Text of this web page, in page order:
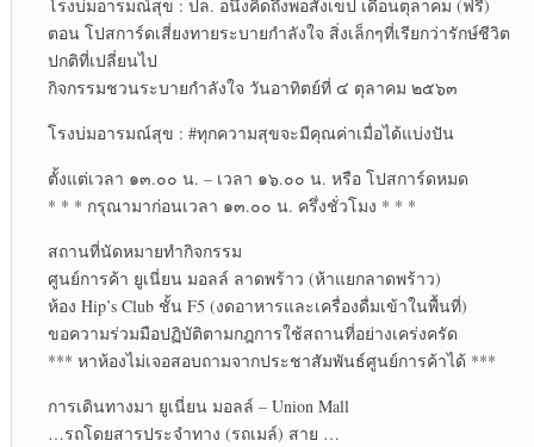
โรงบ่มอารมณ์สุข : ปล. อนึ่งคิดถึงพอสังเขป เดือนตุลาคม (ฟรี)
ตอน โปสการ์ดเสี่ยงทายระบายกำลังใจ สิ่งเล็กๆที่เรียกว่ารักษ์ชีวิต
ปกติที่เปลี่ยนไป
กิจกรรมชวนระบายกำลังใจ วันอาทิตย์ที่ ๔ ตุลาคม ๒๕๖๓
โรงบ่มอารมณ์สุข : #ทุกความสุขจะมีคุณค่าเมื่อได้แบ่งปัน
ตั้งแต่เวลา ๑๓.๐๐ น. – เวลา ๑๖.๐๐ น. หรือ โปสการ์ดหมด
* * * กรุณามาก่อนเวลา ๑๓.๐๐ น. ครึ่งชั่วโมง * * *
สถานที่นัดหมายทำกิจกรรม
ศูนย์การค้า ยูเนี่ยน มอลล์ ลาดพร้าว (ห้าแยกลาดพร้าว)
ห้อง Hip’s Club ชั้น F5 (งดอาหารและเครื่องดื่มเข้าในพื้นที่)
ขอความร่วมมือปฏิบัติตามกฎการใช้สถานที่อย่างเคร่งครัด
*** หาห้องไม่เจอสอบถามจากประชาสัมพันธ์ศูนย์การค้าได้ ***
การเดินทางมา ยูเนี่ยน มอลล์ – Union Mall
…รถโดยสารประจำทาง (รถเมล์) สาย …